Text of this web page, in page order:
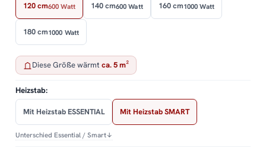
120 cm600 Watt 140 cm600 Watt 160 cm1000 Watt
180 cm1000 Watt
Diese Größe wärmt ca. 5 m²
Heizstab:
Mit Heizstab ESSENTIAL Mit Heizstab SMART
Unterschied Essential / Smart↓